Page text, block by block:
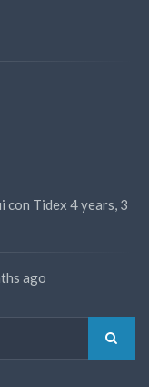
con Tidex 4 years, 3
ago